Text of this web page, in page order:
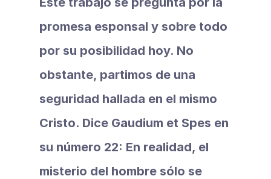
promesa esponsal y sobre todo
por su posibilidad hoy. No
obstante, partimos de una
seguridad hallada en el mismo
Cristo. Dice Gaudium et Spes en
su número 22: En realidad, el
misterio del hombre sólo se